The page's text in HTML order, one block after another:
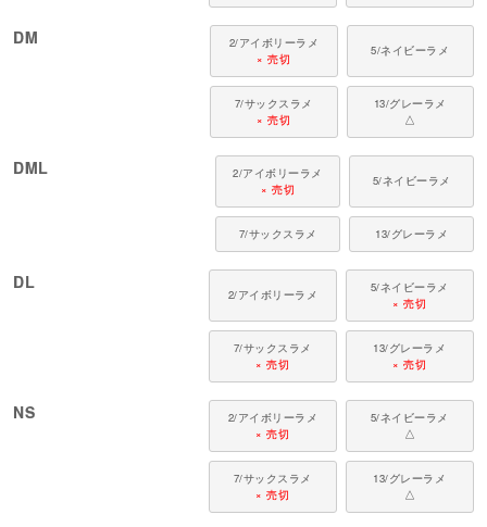
DM
2/アイボリーラメ
× 売切
5/ネイビーラメ
7/サックスラメ
× 売切
13/グレーラメ
△
DML
2/アイボリーラメ
× 売切
5/ネイビーラメ
7/サックスラメ 13/グレーラメ
DL
2/アイボリーラメ
5/ネイビーラメ
× 売切
7/サックスラメ
× 売切
13/グレーラメ
× 売切
NS
2/アイボリーラメ
× 売切
5/ネイビーラメ
△
7/サックスラメ
× 売切
13/グレーラメ
△